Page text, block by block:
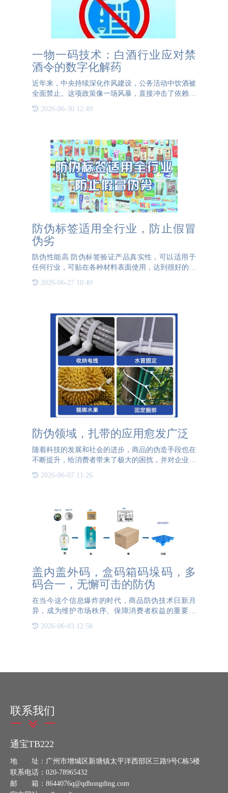
一物一码技术：白酒行业应对禁
酒令的数字化解药
近年来，中央持续深化作风建设，公务活动中饮酒被
全面禁止。这项政策像一场风暴，直接冲击了依赖政
务消费的高端白酒市场。更严峻的是，民间消费者对
白酒的热情也在降温，整个行业陷入库存积压、资金
2026-06-30 12:49
防伪标签适用全行业，防止假冒
伪劣
防伪性能高 防伪标签验证产品真实性，可以适用于
任何行业，可贴在各种材料表面使用，达到很好的防
伪效果。防伪标签分为很多种，制作防伪标签需要选
对企业，防止标签被假冒，实现产品对品牌的保护。
2026-06-27 10:49
防伪领域，扎带的应用愈发广泛
随着科技的发展和社会的进步，商品的伪造手段也在
不断提升，给消费者带来了极大的困扰，并对企业的
经济利益造成了损害。为了解决这一问题，防伪技术
应运而生。其中防伪扎带作为一种重要的物理防护措
2026-06-07 11:26
盖内盖外码，盒码箱码垛码，多
码合一，无懈可击的防伪
在当今这个信息爆炸的时代，商品防伪技术日新月
异，成为维护市场秩序、保障消费者权益的重要一
环。其中，盖内码+盖外码+盒码+箱码+垛码的形
式，为众多企业解决了防伪、防窜以及溯源的需求。
2026-06-03 12:58
联系我们
通宝TB222
地 址：广州市增城区新塘镇太平洋西部区三路9号C栋5楼
联系电话：020-78965432
邮 箱：8644076q@qdhongding.com